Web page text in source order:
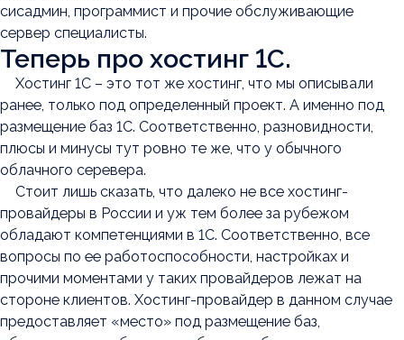
сисадмин, программист и прочие обслуживающие
сервер специалисты.
Теперь про хостинг 1С.
Хостинг 1С – это тот же хостинг, что мы описывали
ранее, только под определенный проект. А именно под
размещение баз 1С. Соответственно, разновидности,
плюсы и минусы тут ровно те же, что у обычного
облачного серевера.
Стоит лишь сказать, что далеко не все хостинг-
провайдеры в России и уж тем более за рубежом
обладают компетенциями в 1С. Соответственно, все
вопросы по ее работоспособности, настройках и
прочими моментами у таких провайдеров лежат на
стороне клиентов. Хостинг-провайдер в данном случае
предоставляет «место» под размещение баз,